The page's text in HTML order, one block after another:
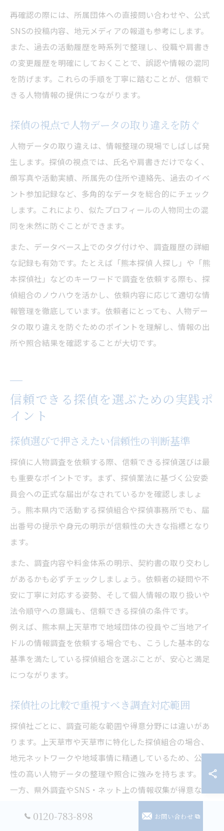
再確認の際には、所属団体への直接問い合わせや、公式
SNSの投稿内容、地元メディアの報道も参考にします。
また、過去の活動履歴を時系列で整理し、役職や肩書き
の変更履歴を明確にしておくことで、誤認や情報の混同
を防げます。これらの手順を丁寧に踏むことが、信頼で
きる人物情報の提供につながります。
探偵の視点で人物データの取り違えを防ぐ
人物データの取り違えは、情報整理の現場でしばしば発
生します。探偵の視点では、氏名や肩書きだけでなく、
顔写真や活動実績、所属先の住所や連絡先、過去のイベ
ント参加記録など、多角的なデータを総合的にチェック
します。これにより、似たプロフィールの人物同士の混
同を未然に防ぐことができます。
また、データベース上でのタグ付けや、調査履歴の詳細
な記録も有効です。たとえば「熊本探偵 人探し」や「熊
本探偵社」などのキーワードで調査を依頼する際も、探
偵組合のノウハウを活かし、依頼内容に応じて適切な情
報管理を徹底しています。依頼者にとっても、人物デー
タの取り違えを防ぐためのポイントを理解し、情報の出
所や照合結果を確認することが大切です。
信頼できる探偵を選ぶための実践ポ
イント
探偵選びで押さえたい信頼性の判断基準
探偵に人物調査を依頼する際、信頼できる探偵選びは最
も重要なポイントです。まず、探偵業法に基づく公安委
員会への正式な届出がなされているかを確認しましょ
う。熊本県内で活動する探偵組合や探偵事務所でも、届
出番号の提示や身元の明示が信頼性の大きな指標となり
ます。
また、調査内容や料金体系の明示、契約書の取り交わし
があるかも必ずチェックしましょう。依頼者の疑問や不
安に丁寧に対応する姿勢、そして個人情報の取り扱いや
法令順守への意識も、信頼できる探偵の条件です。
例えば、熊本県上天草市で地域団体の役員やご当地アイ
ドルの情報調査を依頼する場合でも、こうした基本的な
基準を満たしている探偵組合を選ぶことが、安心と満足
につながります。
探偵社の比較で重視すべき調査対応範囲
探偵社ごとに、調査可能な範囲や得意分野には違いがあ
ります。上天草市や天草市に特化した探偵組合の場合、
地元ネットワークや地域事情に精通しているため、公式
性の高い人物データの整理や照合に強みを持ちます。
一方、県外調査やSNS・ネット上の情報収集が得意な探
0120-783-898 お問い合わせ